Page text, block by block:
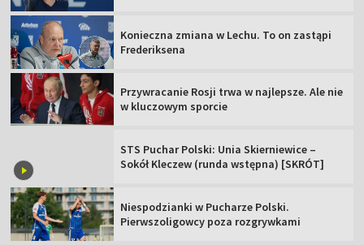
Konieczna zmiana w Lechu. To on zastąpi
Frederiksena
Przywracanie Rosji trwa w najlepsze. Ale nie
w kluczowym sporcie
STS Puchar Polski: Unia Skierniewice –
Sokół Kleczew (runda wstępna) [SKRÓT]
Niespodzianki w Pucharze Polski.
Pierwszoligowcy poza rozgrywkami